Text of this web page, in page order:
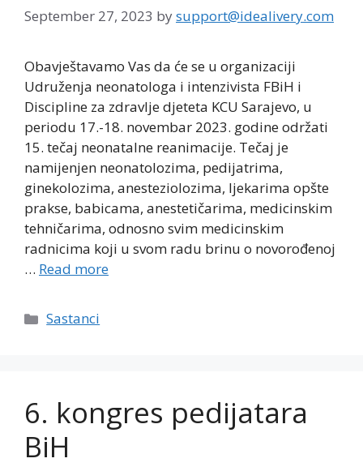
September 27, 2023 bysupport@idealivery.com
Obavještavamo Vas da će se u organizaciji
Udruženja neonatologa i intenzivista FBiH i
Discipline za zdravlje djeteta KCU Sarajevo, u
periodu 17.-18. novembar 2023. godine održati
15. tečaj neonatalne reanimacije. Tečaj je
namijenjen neonatolozima, pedijatrima,
ginekolozima, anesteziolozima, ljekarima opšte
prakse, babicama, anestetičarima, medicinskim
tehničarima, odnosno svim medicinskim
radnicima koji u svom radu brinu o novorođenoj
… Read more
Categories
Sastanci
6. kongres pedijatara
BiH